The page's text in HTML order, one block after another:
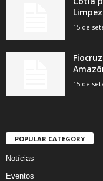
15 de
15 de
POPULAR CATEGORY
Notícias
Eventos